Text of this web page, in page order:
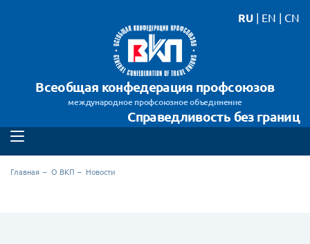
Всеобщая конфедерация профсоюзов
международное профсоюзное объединение
Справедливость без границ
RU | EN | CN
Главная О ВКП Новости